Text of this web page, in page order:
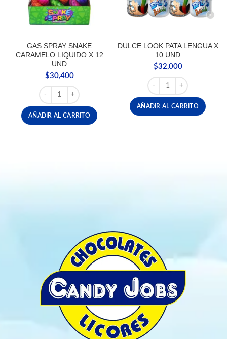
GAS SPRAY SNAKE
CARAMELO LIQUIDO X 12
UND
$30,400
GAS SPRAY SNAKE CARAMELO LIQUIDO X 12 UND
AÑADIR AL CARRITO
DULCE LOOK PATA LENGUA X
10 UND
$32,000
DULCE LOOK PATA
AÑADIR AL CARRITO